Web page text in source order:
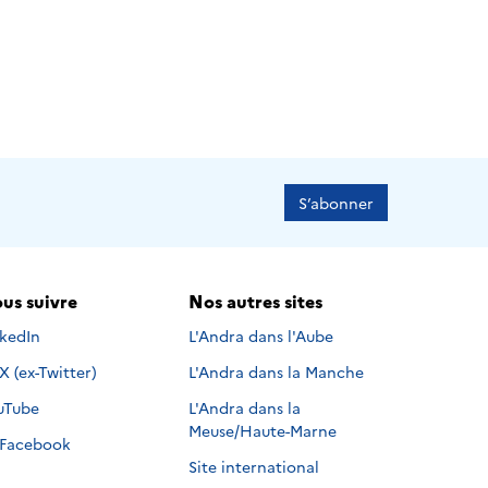
S’abonner
suivre
suivre sur
suivre sur
(ex-Twitter)
suivre sur
suivre sur
Nos autres sites
L'Andra dans l'Aube
L'Andra dans la Manche
L'Andra dans la
Meuse/Haute-Marne
Site international